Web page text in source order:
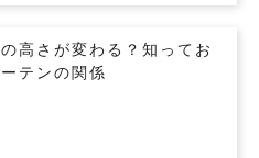
高さが変わる？知ってお
テンの関係